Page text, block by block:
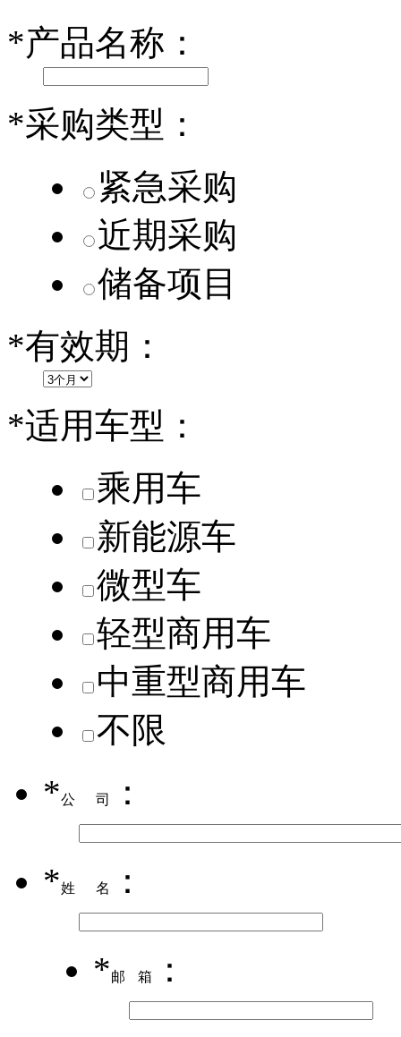
乐道L60核心零部件配套供应商一览
*产品名称：
*采购类型：
紧急采购
近期采购
储备项目
*有效期：
*适用车型：
乘用车
新能源车
微型车
轻型商用车
中重型商用车
不限
*公司 ：
*姓名 ：
*邮箱 ：